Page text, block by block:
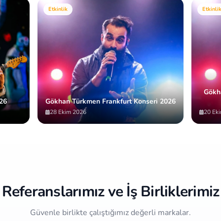
Etkinlik
Gökhan Türkmen Frankfurt Konseri 2026
28 Ekim 2026
Etkinlik
20
Referanslarımız ve İş Birliklerimiz
Güvenle birlikte çalıştığımız değerli markalar.